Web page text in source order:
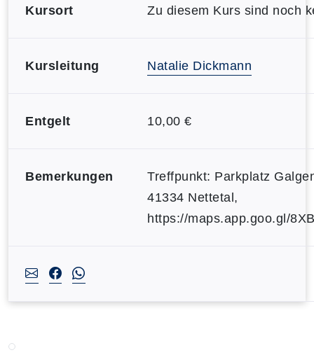
Kursort Zu diesem Kurs sind noch
Kursleitung Natalie Dickmann
Entgelt 10,00 €
Bemerkungen
Treffpunkt: Parkplatz
41334 Nettetal,
https://maps.app.goo.gl/